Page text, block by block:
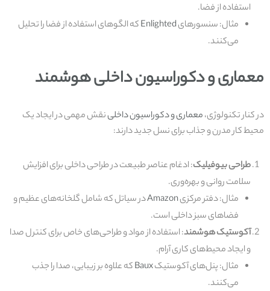
استفاده از فضا.
مثال: سنسورهایEnlightedکه الگوهای استفاده از فضا را تحلیل
می‌کنند.
معماری و دکوراسیون داخلی هوشمند
در کنار تکنولوژی،معماری و دکوراسیون داخلینقش مهمی در ایجاد یک
محیط کار مدرن و جذاب برای نسل جدید دارند:
طراحی بیوفیلیک: ادغام عناصر طبیعت در طراحی داخلی برای افزایش
سلامت روانی و بهره‌وری.
مثال: دفتر مرکزیAmazonدر سیاتل که شامل گلخانه‌های عظیم و
فضاهای سبز داخلی است.
آکوستیک هوشمند: استفاده از مواد و طراحی‌های خاص برای کنترل صدا
و ایجاد محیط‌های کاری آرام.
مثال: پنل‌های آکوستیکBauxکه علاوه بر زیبایی، صدا را جذب
می‌کنند.